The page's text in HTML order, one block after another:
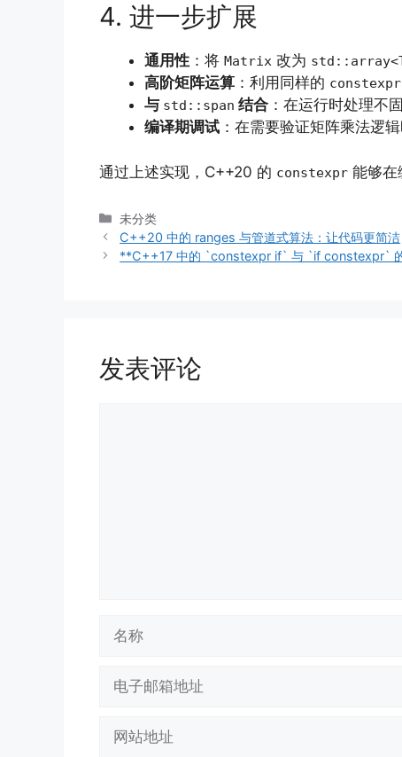
4. 进一步扩展
通用性 ：将 Matrix 改为
高阶矩阵运算 ：利用同样的 constexpr
与 std::span 结合 ：在运行时处理不
编译期调试 ：在需要验证矩阵乘法逻
通过上述实现，C++20 的 constexpr 能够在
分
类
未分类
C++20 中的 ranges 与管道式算法：让代码更简洁
**C++17 中的 `constexpr if` 与 `if constexpr`
发表评论